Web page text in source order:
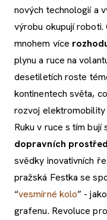
nových technologií a
výrobu okupují roboti.
mnohem více
plynu a ruce na
desetiletích roste
kontinentech světa,
rozvoj elektromobility
Ruku v ruce s tím
dopravních
svědky inovativních
pražská Festka se
“vesmírné kolo” -
grafenu. Revoluce